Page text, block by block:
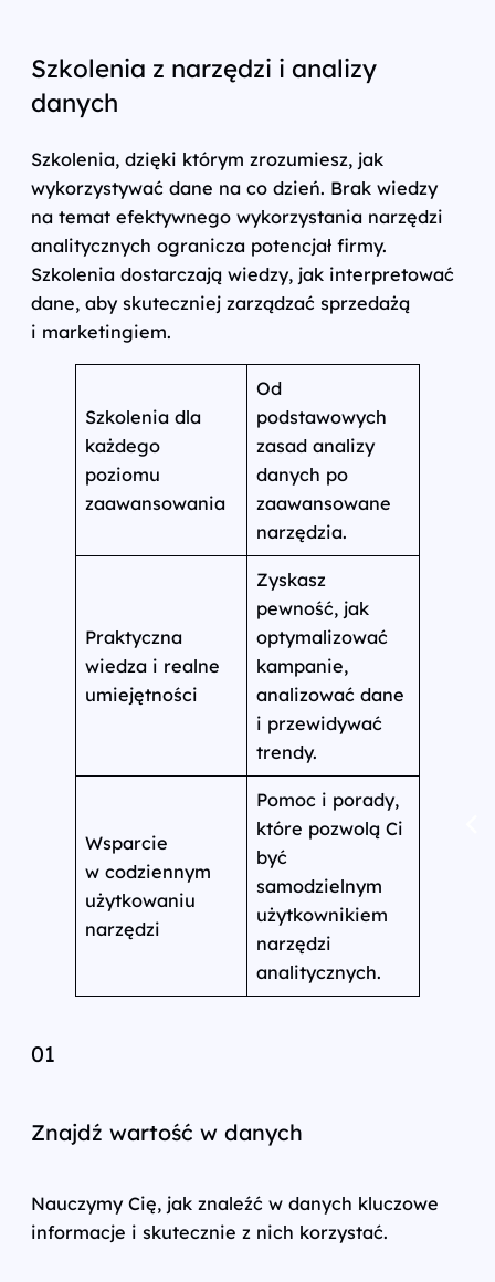
Szkolenia z narzędzi i analizy
danych
Szkolenia, dzięki którym zrozumiesz, jak
wykorzystywać dane na co dzień. Brak wiedzy
na temat efektywnego wykorzystania narzędzi
analitycznych ogranicza potencjał firmy.
Szkolenia dostarczają wiedzy, jak interpretować
dane, aby skuteczniej zarządzać sprzedażą
i marketingiem.
Szkolenia dla
każdego
poziomu
zaawansowania
Od
podstawowych
zasad analizy
danych po
zaawansowane
narzędzia.
Praktyczna
wiedza i realne
umiejętności
Zyskasz
pewność, jak
optymalizować
kampanie,
analizować dane
i przewidywać
trendy.
Wsparcie
w codziennym
użytkowaniu
narzędzi
Pomoc i porady,
które pozwolą Ci
być
samodzielnym
użytkownikiem
narzędzi
analitycznych.
01
Znajdź wartość w danych
Nauczymy Cię, jak znaleźć w danych kluczowe
informacje i skutecznie z nich korzystać.